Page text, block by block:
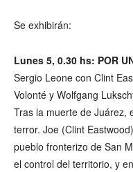
Se exhibirán:
Lunes 5, 0.30 hs: POR
Sergio Leone con Clint
Volonté y Wolfgang
Tras la muerte de Juárez,
terror. Joe (Clint
pueblo fronterizo de San
el control del territorio, y